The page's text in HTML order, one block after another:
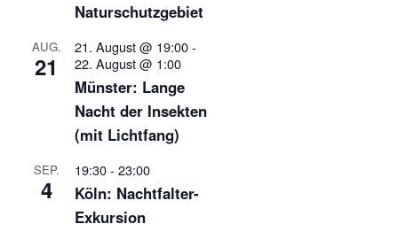
Naturschutzgebiet
AUG.
21
21. August @ 19:00-
22. August @ 1:00
Münster: Lange
Nacht der Insekten
(mit Lichtfang)
SEP.
4
19:30- 23:00
Köln: Nachtfalter-
Exkursion